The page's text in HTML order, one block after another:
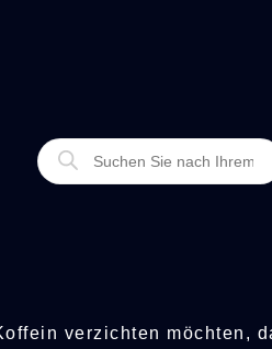
verzichten möchten,